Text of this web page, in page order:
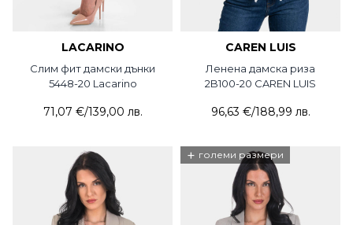
LACARINO
Слим фит дамски дънки
5448-20 Lacarino
71,07 €/139,00 лв.
CAREN LUIS
Ленена дамска риза
2B100-20 CAREN LUIS
96,63 €/188,99 лв.
+ големи размери